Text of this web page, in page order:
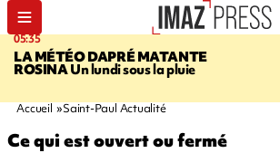
05:35
LA MÉTÉO DAPRÉ MATANTE
ROSINAUn lundi sous la pluie
Accueil Saint-Paul Actualité
Ce qui est ouvert ou fermé